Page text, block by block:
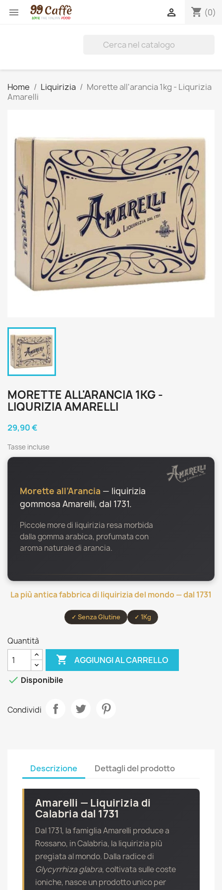
 shopping_cart (0)

Home Liquirizia
Morette all'arancia 1kg - Liqurizia
Amarelli
MORETTE ALL'ARANCIA 1KG -
LIQURIZIA AMARELLI
29,90 €
Tasse incluse
Morette all’Arancia — liquirizia
gommosa Amarelli, dal 1731.
Piccole more di liquirizia resa morbida
dalla gomma arabica, profumata con
aroma naturale di arancia.
La più antica fabbrica di liquirizia del mondo — dal 1731
✓ Senza Glutine ✓ 1Kg
Quantità
 AGGIUNGI AL CARRELLO
 Disponibile
Condividi
Descrizione Dettagli del prodotto
Amarelli — Liquirizia di
Calabria dal 1731
Dal 1731, la famiglia Amarelli produce a
Rossano, in Calabria, la liquirizia più
pregiata al mondo. Dalla radice di
Glycyrrhiza glabra, coltivata sulle coste
ioniche, nasce un prodotto unico per